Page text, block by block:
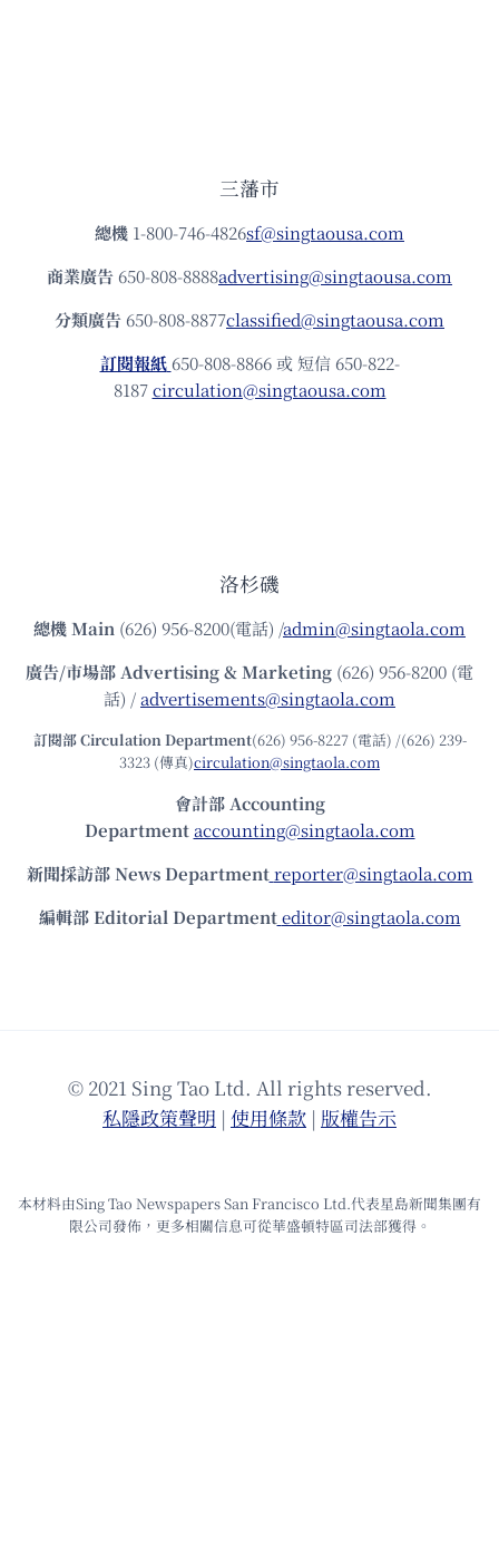
三藩市
總機 1-800-746-4826sf@singtaousa.com
商業廣告 650-808-8888advertising@singtaousa.com
分類廣告 650-808-8877classified@singtaousa.com
訂閱報紙 650-808-8866 或 短信 650-822-
8187circulation@singtaousa.com
洛杉磯
總機Main (626) 956-8200(電話) /admin@singtaola.com
廣告/市場部Advertising & Marketing (626) 956-8200 (電
話) /advertisements@singtaola.com
訂閱部 Circulation Department(626) 956-8227 (電話) /(626) 239-
3323 (傳真)circulation@singtaola.com
會計部 Accounting
Department accounting@singtaola.com
新聞採訪部 News Department reporter@singtaola.com
編輯部 Editorial Department editor@singtaola.com
© 2021 Sing Tao Ltd. All rights reserved.
私隱政策聲明 | 使⽤條款 | 版權告⽰
本材料由Sing Tao Newspapers San Francisco Ltd.代表星島新聞集團有
限公司發佈，更多相關信息可從華盛頓特區司法部獲得。